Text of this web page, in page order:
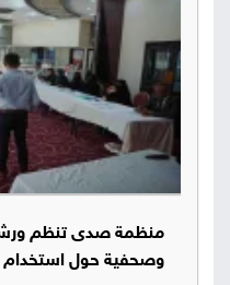
وصحفية حول استخدام